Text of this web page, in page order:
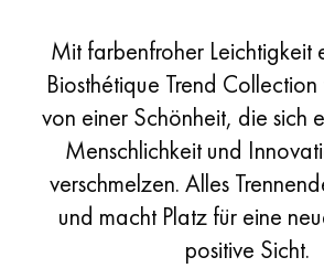
Mit farbenfroher Leichtigkeit
Biosthétique Trend Collection
von einer Schönheit, die sich
Menschlichkeit und
verschmelzen. Alles
und macht Platz für eine
positive Sicht.